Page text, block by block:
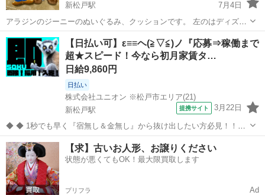
新松戸駅
7月4日
アラジンのジーニーのぬいぐるみ、クッションです。 左のはディズニ
ーシーで購入☆ 少しだけ汚れあります。 ホームクリーニング済み 右
のはアミューズメント景品です。
千葉 松戸市 新松戸駅 ジーニー
【日払い可】ε≡≡ヘ(≧▽≦)ノ『応募⇒稼働まで
超★スピード！今なら初月家賃タ…
日給9,860円
日払い
株式会社ユニオン ※松戸市エリア(21)
新松戸駅
提携サイト 3月22日
◆ ◆ 1秒でも早く『宿無し＆金無し』から抜け出したい方必見！！
「ネカフェで生活している」「その日暮らしが精いっぱい」こんな方
はご応募を！ 出張面接や引っ越しサポートなども可能◎ お気軽にご連
絡ください。 自分らしく...
千葉 松戸市 新松戸駅 警備員
【求】古いお人形、お譲りください
状態が悪くてもOK！最大限買取します
プリフラ Ad